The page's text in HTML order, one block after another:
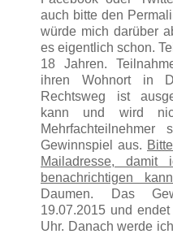
auch bitte den
würde mich darüber
es eigentlich schon.
18 Jahren.
ihren Wohnort in
Rechtsweg ist
kann und wird
Gewinnspiel aus.
Mailadresse, damit
benachrichtigen
Daumen. Das
19.07.2015 und
Uhr. Danach werde